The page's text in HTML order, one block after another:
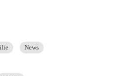
News